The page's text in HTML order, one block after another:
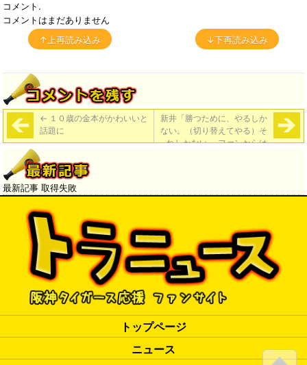
コメント.
コメントはまだありません
↑上再読み込み
↓下再読み込み
← １０歳の金本がかわいいと
話題に
新井「勝つために、やるしか
ない。（切り替えてやる）そ
れしかない」 ファンからは
最新記事 取得失敗
トップページ
ニュース